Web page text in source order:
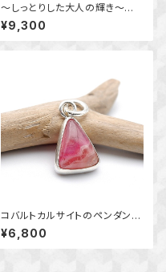
～しっとりした大人の輝き～
オワイヒーブルーオパールの粒
飾りペンダント 天然石アクセ
サリー 一点物 macari
¥9,300
コバルトカルサイトのペンダン
ト ～個性的な模様を楽しむ
～ 天然石アクセサリー 一点
物 macari
¥6,800